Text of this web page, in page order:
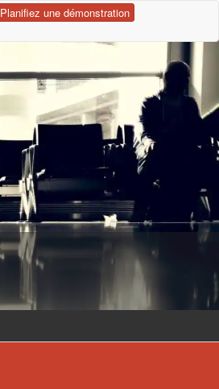
Planifiez une démonstration